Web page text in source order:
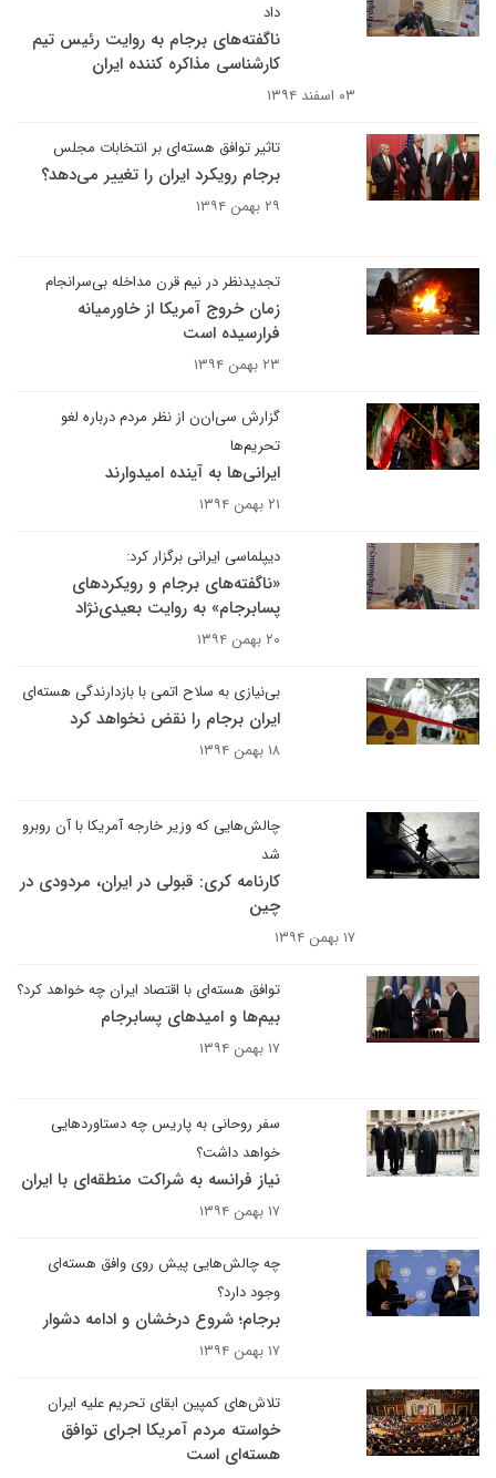
داد
ناگفته‌های برجام به روایت رئیس تیم
کارشناسی مذاکره کننده ایران
۰۳ اسفند ۱۳۹۴
تاثیر توافق هسته‌ای بر انتخابات مجلس
برجام رویکرد ایران را تغییر می‌دهد؟
۲۹ بهمن ۱۳۹۴
تجدیدنظر در نیم قرن مداخله بی‌سرانجام
زمان خروج آمریکا از خاورمیانه
فرارسیده است
۲۳ بهمن ۱۳۹۴
گزارش سی‌ان‌ن از نظر مردم درباره لغو
تحریم‌ها
ایرانی‌ها به آینده امیدوارند
۲۱ بهمن ۱۳۹۴
دیپلماسی ایرانی برگزار کرد:
«ناگفته‌های برجام و رویکردهای
پسابرجام» به روایت بعیدی‌نژاد
۲۰ بهمن ۱۳۹۴
بی‌نیازی به سلاح اتمی با بازدارندگی هسته‌ای
ایران برجام را نقض نخواهد کرد
۱۸ بهمن ۱۳۹۴
چالش‌هایی که وزیر خارجه آمریکا با آن‌ روبرو
شد
کارنامه کری: قبولی در ایران، مردودی در
چین
۱۷ بهمن ۱۳۹۴
توافق هسته‌ای با اقتصاد ایران چه خواهد کرد؟
بیم‌ها و امید‌های پسابرجام
۱۷ بهمن ۱۳۹۴
سفر روحانی به پاریس چه دستاوردهایی
خواهد داشت؟
نیاز فرانسه به شراکت منطقه‌ای با ایران
۱۷ بهمن ۱۳۹۴
چه چالش‌هایی پیش روی وافق هسته‌ای
وجود دارد؟
برجام؛ شروع درخشان و ادامه دشوار
۱۷ بهمن ۱۳۹۴
تلاش‌های کمپین ابقای تحریم‌ علیه ایران
خواسته مردم آمریکا اجرای توافق
هسته‌ای است